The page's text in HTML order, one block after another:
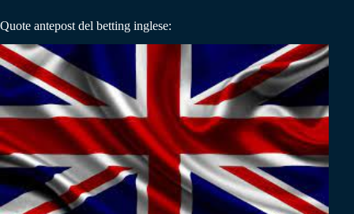
Quote antepost del betting inglese: